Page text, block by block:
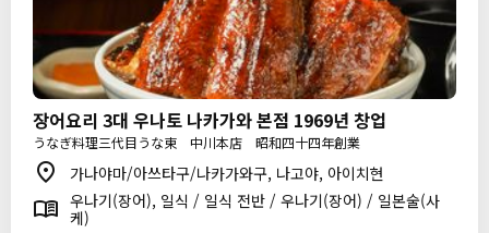
장어요리 3대 우나토 나카가와 본점 1969년 창업
うなぎ料理三代目うな東 中川本店 昭和四十四年創業
가나야마/아쓰타구/나카가와구, 나고야, 아이치현
우나기(장어), 일식 / 일식 전반 / 우나기(장어) / 일본술(사
케)